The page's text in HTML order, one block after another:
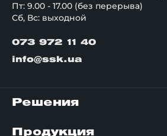
Пт: 9.00 - 17.00 (без перерыва)
Сб, Вс: выходной
073 972 11 40
info@ssk.ua
Решения
Продукция